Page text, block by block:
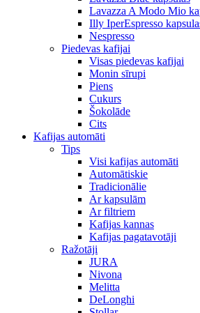
Lavazza A Modo Mio
Illy IperEspresso
Nespresso
Piedevas kafijai
Visas piedevas kafijai
Monin sīrupi
Piens
Cukurs
Šokolāde
Cits
Kafijas automāti
Tips
Visi kafijas automāti
Automātiskie
Tradicionālie
Ar kapsulām
Ar filtriem
Kafijas kannas
Kafijas pagatavotāji
Ražotāji
JURA
Nivona
Melitta
DeLonghi